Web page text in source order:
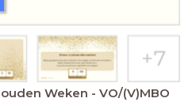
Weken - VO/(V)MBO